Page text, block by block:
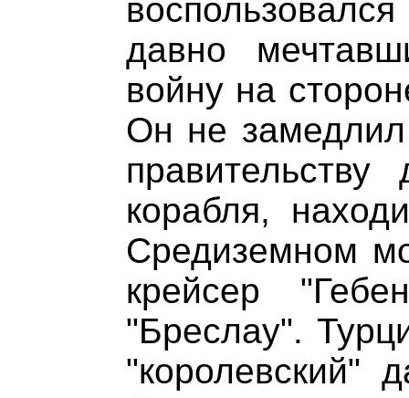
давно
войну на
Он не замедлил
корабля,
Средиземном
крейсер
"Бреслау".
"королевский"